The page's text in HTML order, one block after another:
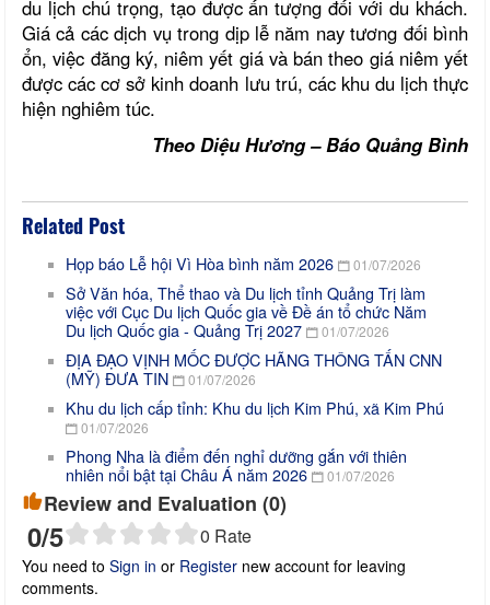
du lịch chú trọng, tạo được ấn tượng đối với du khách.
Giá cả các dịch vụ trong dịp lễ năm nay tương đối bình
ổn, việc đăng ký, niêm yết giá và bán theo giá niêm yết
được các cơ sở kinh doanh lưu trú, các khu du lịch thực
hiện nghiêm túc.
Theo Diệu Hương – Báo Quảng Bình
Related Post
Họp báo Lễ hội Vì Hòa bình năm 2026 01/07/2026
Sở Văn hóa, Thể thao và Du lịch tỉnh Quảng Trị làm
việc với Cục Du lịch Quốc gia về Đề án tổ chức Năm
Du lịch Quốc gia - Quảng Trị 2027
01/07/2026
ĐỊA ĐẠO VỊNH MỐC ĐƯỢC HÃNG THÔNG TẤN CNN
(MỸ) ĐƯA TIN
01/07/2026
Khu du lịch cấp tỉnh: Khu du lịch Kim Phú, xã Kim Phú
01/07/2026
Phong Nha là điểm đến nghỉ dưỡng gắn với thiên
nhiên nổi bật tại Châu Á năm 2026
01/07/2026
Review and Evaluation (0)
0/5 0 Rate
You need to Sign in or Register new account for leaving
comments.